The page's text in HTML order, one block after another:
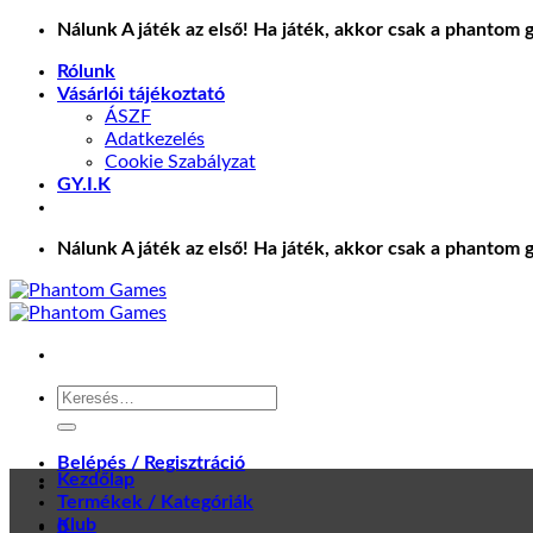
Skip
content
Nálunk A játék az első! Ha játék, akkor csak a phantom
Rólunk
Vásárlói tájékoztató
ÁSZF
Adatkezelés
Cookie Szabályzat
GY.I.K
Nálunk A játék az első! Ha játék, akkor csak a phantom
Keresés
Belépés / Regisztráció
0
Kezdőlap
Termékek / Kategóriák
Klub